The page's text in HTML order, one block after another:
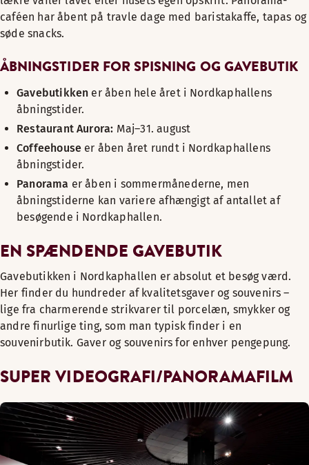
caféen har åbent på travle dage med baristakaffe, tapas og
søde snacks.
ÅBNINGSTIDER FOR SPISNING OG GAVEBUTIK
Gavebutikken er åben hele året i Nordkaphallens
åbningstider.
Restaurant Aurora: Maj–31. august
Coffeehouse er åben året rundt i Nordkaphallens
åbningstider.
Panorama er åben i sommermånederne, men
åbningstiderne kan variere afhængigt af antallet af
besøgende i Nordkaphallen.
EN SPÆNDENDE GAVEBUTIK
Gavebutikken i Nordkaphallen er absolut et besøg værd.
Her finder du hundreder af kvalitetsgaver og souvenirs –
lige fra charmerende strikvarer til porcelæn, smykker og
andre finurlige ting, som man typisk finder i en
souvenirbutik. Gaver og souvenirs for enhver pengepung.
SUPER VIDEOGRAFI/PANORAMAFILM